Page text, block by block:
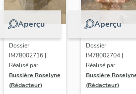
Aperçu
Dossier
IM78002716 |
Réalisé par
Bussière Roselyne
(Rédacteur)
Aperçu
Dossier
IM78002704 |
Réalisé par
Bussière
(Rédacteur)